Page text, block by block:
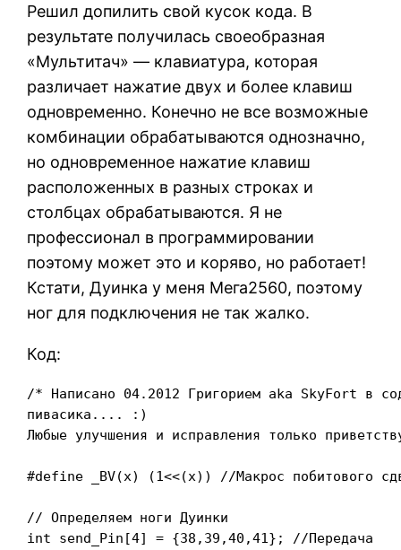
Решил допилить свой кусок кода. В
результате получилась своеобразная
«Мультитач» — клавиатура, которая
различает нажатие двух и более клавиш
одновременно. Конечно не все возможные
комбинации обрабатываются однозначно,
но одновременное нажатие клавиш
расположенных в разных строках и
столбцах обрабатываются. Я не
профессионал в программировании
поэтому может это и коряво, но работает!
Кстати, Дуинка у меня Мега2560, поэтому
ног для подключения не так жалко.
Код:
/* Написано 04.2012 Григорием aka SkyFort в
пивасика.... :)
Любые улучшения и исправления только
#define _BV(x) (1<<(x)) //Макрос побитового
// Определяем ноги Дуинки
int send_Pin[4] = {38,39,40,41}; //Передача